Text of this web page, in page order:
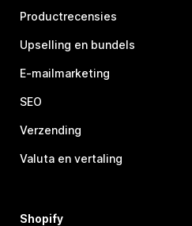
Productrecensies
Upselling en bundels
E-mailmarketing
SEO
Verzending
Valuta en vertaling
Shopify